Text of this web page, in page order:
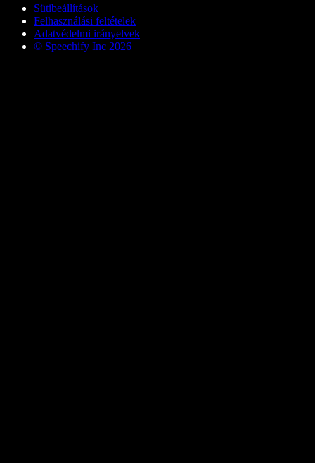
Sütibeállítások
Felhasználási feltételek
Adatvédelmi irányelvek
© Speechify Inc 2026